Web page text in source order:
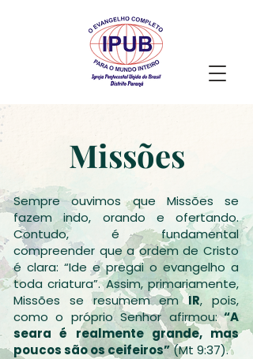
Missões
Sempre ouvimos que Missões se
fazem indo, orando e ofertando.
Contudo, é fundamental
compreender que a ordem de Cristo
é clara: “Ide e pregai o evangelho a
toda criatura”. Assim, primariamente,
Missões se resumem emIR, pois,
como o próprio Senhor afirmou:“A
seara é realmente grande, mas
poucos são os ceifeiros”(Mt 9:37).